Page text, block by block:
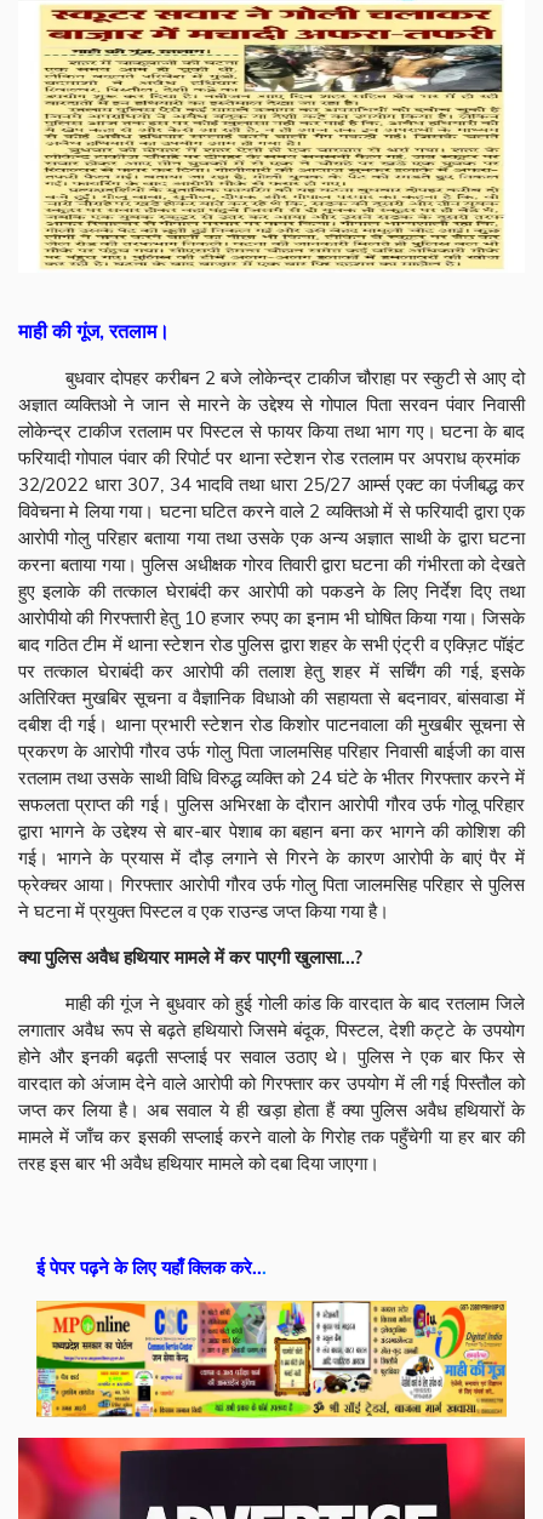
माही की गूंज, रतलाम।
बुधवार दोपहर करीबन 2 बजे लोकेन्द्र टाकीज चौराहा पर स्कुटी से आए दो
अज्ञात व्यक्तिओ ने जान से मारने के उद्देश्य से गोपाल पिता सरवन पंवार निवासी
लोकेन्द्र टाकीज रतलाम पर पिस्टल से फायर किया तथा भाग गए। घटना के बाद
फरियादी गोपाल पंवार की रिपोर्ट पर थाना स्टेशन रोड रतलाम पर अपराध क्रमांक
32/2022 धारा 307, 34 भादवि तथा धारा 25/27 आर्म्स एक्ट का पंजीबद्ध कर
विवेचना मे लिया गया। घटना घटित करने वाले 2 व्यक्तिओ में से फरियादी द्वारा एक
आरोपी गोलु परिहार बताया गया तथा उसके एक अन्य अज्ञात साथी के द्वारा घटना
करना बताया गया। पुलिस अधीक्षक गोरव तिवारी द्वारा घटना की गंभीरता को देखते
हुए इलाके की तत्काल घेराबंदी कर आरोपी को पकडने के लिए निर्देश दिए तथा
आरोपीयो की गिरफ्तारी हेतु 10 हजार रुपए का इनाम भी घोषित किया गया। जिसके
बाद गठित टीम में थाना स्टेशन रोड पुलिस द्वारा शहर के सभी एंट्री व एक्ज़िट पॉइंट
पर तत्काल घेराबंदी कर आरोपी की तलाश हेतु शहर में सर्चिंग की गई, इसके
अतिरिक्त मुखबिर सूचना व वैज्ञानिक विधाओ की सहायता से बदनावर, बांसवाडा में
दबीश दी गई। थाना प्रभारी स्टेशन रोड किशोर पाटनवाला की मुखबीर सूचना से
प्रकरण के आरोपी गौरव उर्फ गोलु पिता जालमसिह परिहार निवासी बाईजी का वास
रतलाम तथा उसके साथी विधि विरुद्ध व्यक्ति को 24 घंटे के भीतर गिरफ्तार करने में
सफलता प्राप्त की गई। पुलिस अभिरक्षा के दौरान आरोपी गौरव उर्फ गोलू परिहार
द्वारा भागने के उद्देश्य से बार-बार पेशाब का बहान बना कर भागने की कोशिश की
गई। भागने के प्रयास में दौड़ लगाने से गिरने के कारण आरोपी के बाएं पैर में
फ्रेक्चर आया। गिरफ्तार आरोपी गौरव उर्फ गोलु पिता जालमसिह परिहार से पुलिस
ने घटना में प्रयुक्त पिस्टल व एक राउन्ड जप्त किया गया है।
क्या पुलिस अवैध हथियार मामले में कर पाएगी खुलासा...?
माही की गूंज ने बुधवार को हुई गोली कांड कि वारदात के बाद रतलाम जिले
लगातार अवैध रूप से बढ़ते हथियारो जिसमे बंदूक, पिस्टल, देशी कट्टे के उपयोग
होने और इनकी बढ़ती सप्लाई पर सवाल उठाए थे। पुलिस ने एक बार फिर से
वारदात को अंजाम देने वाले आरोपी को गिरफ्तार कर उपयोग में ली गई पिस्तौल को
जप्त कर लिया है। अब सवाल ये ही खड़ा होता हैं क्या पुलिस अवैध हथियारों के
मामले में जाँच कर इसकी सप्लाई करने वालो के गिरोह तक पहुँचेगी या हर बार की
तरह इस बार भी अवैध हथियार मामले को दबा दिया जाएगा।
ई पेपर पढ़ने के लिए यहाँ क्लिक करे...